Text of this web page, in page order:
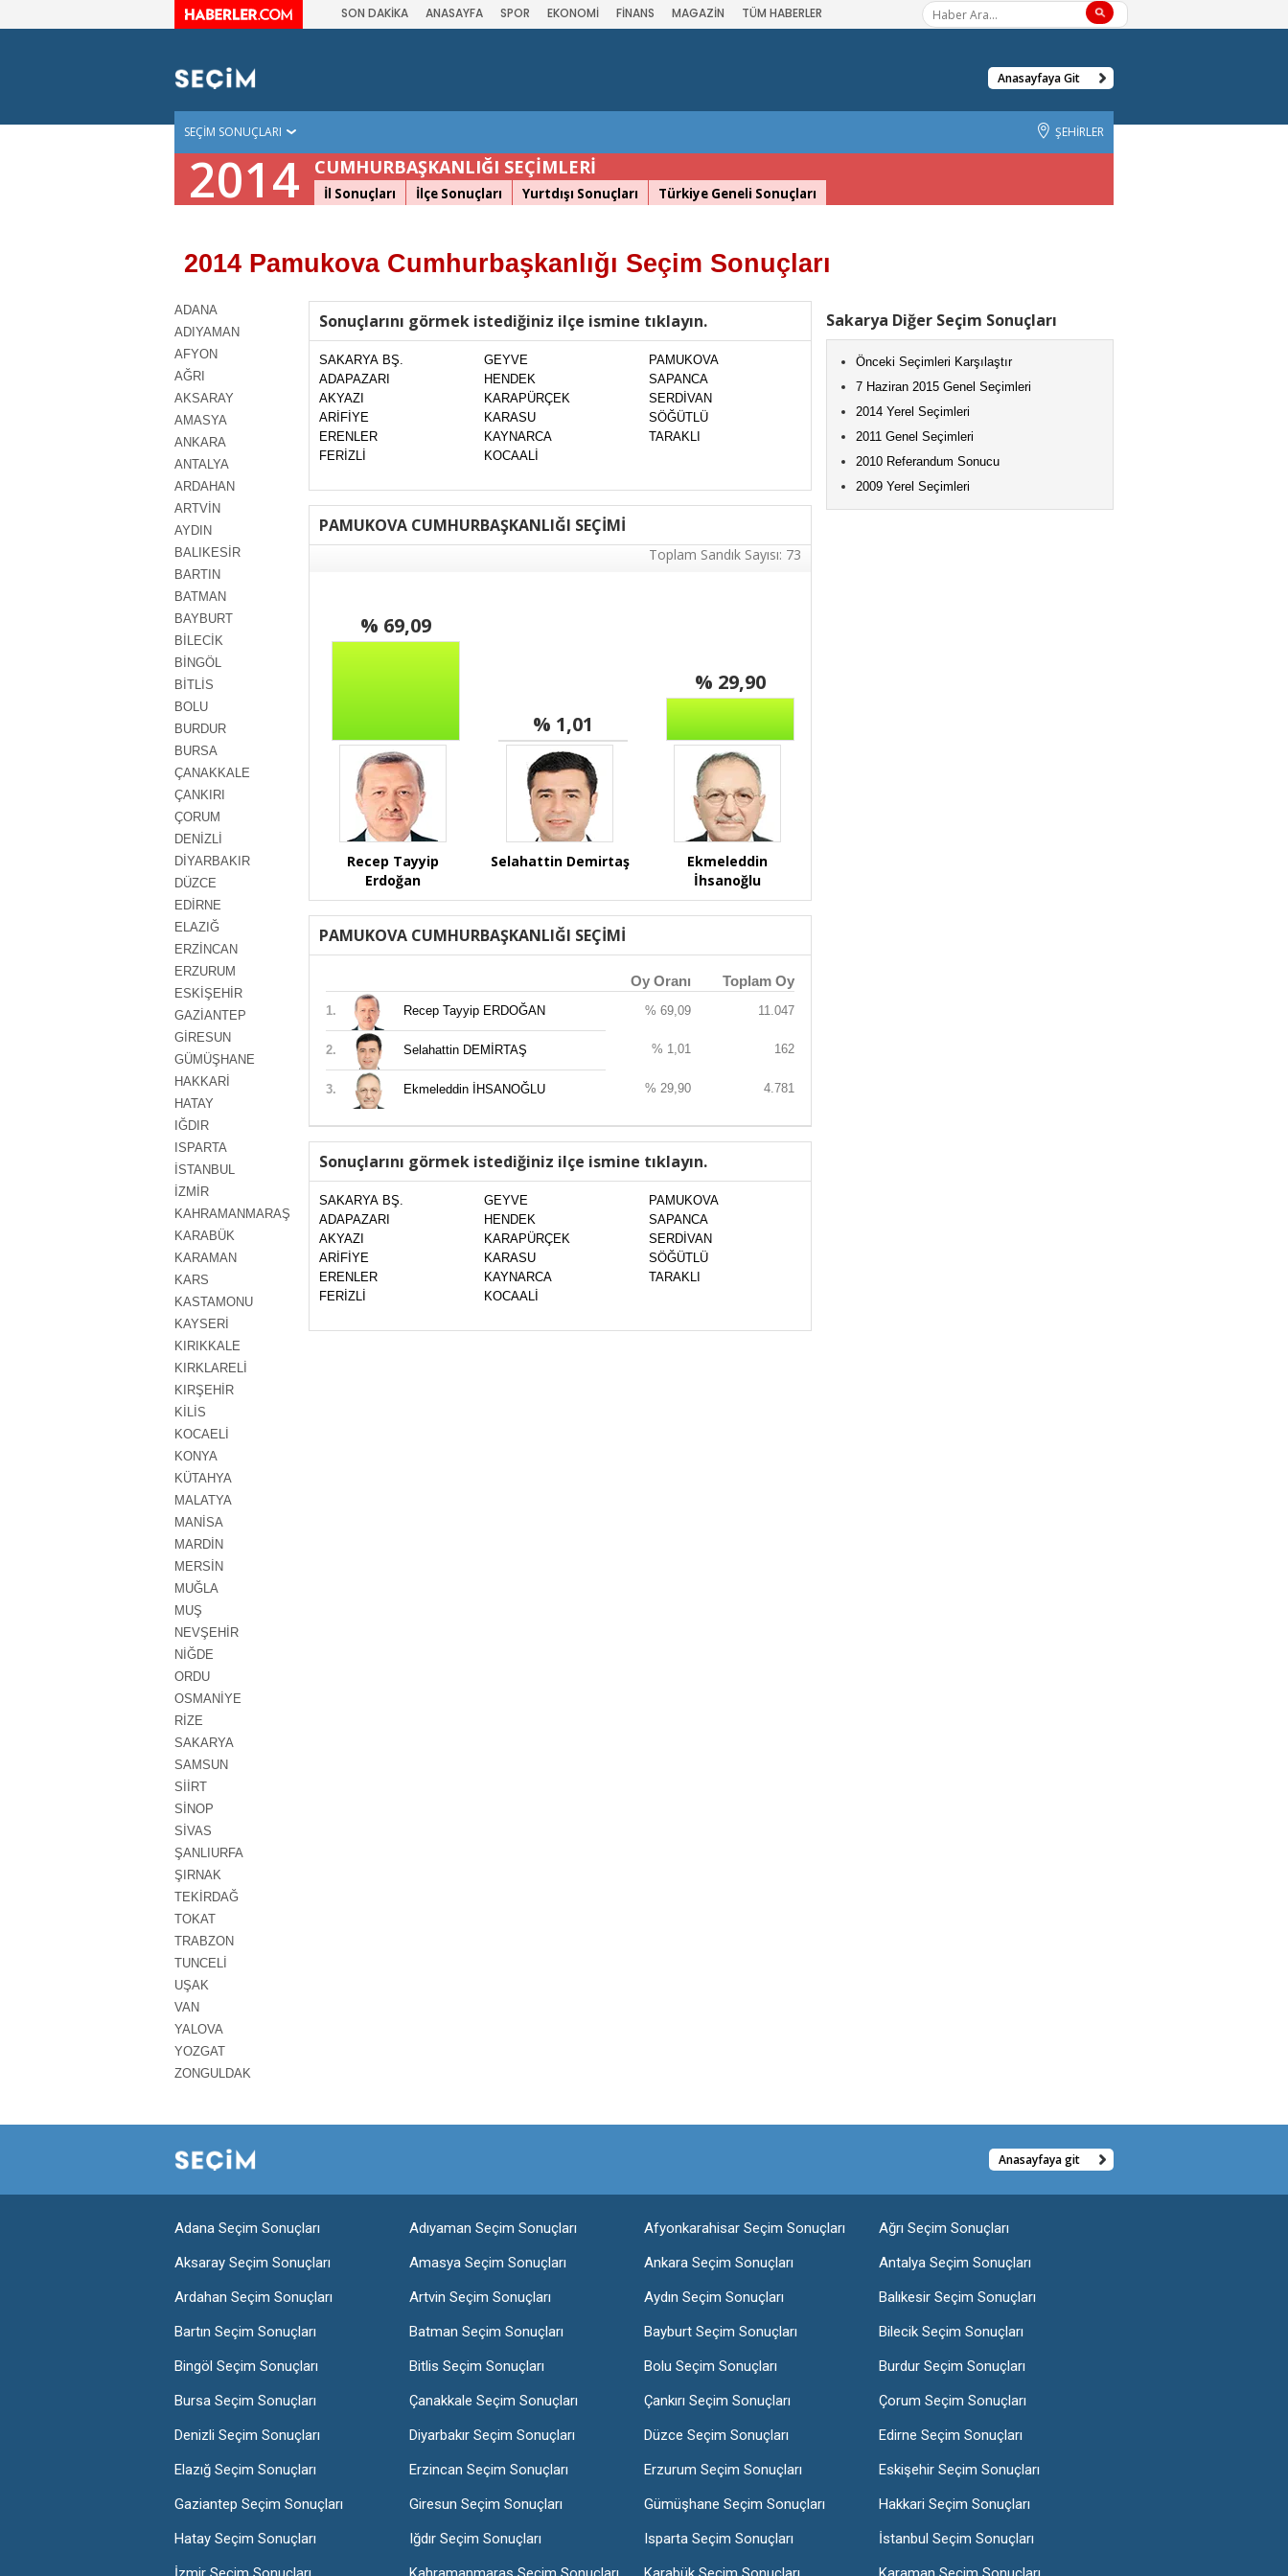
SON DAKİKA ANASAYFA SPOR EKONOMİ FİNANS MAGAZİN TÜM HABERLER
Anasayfaya Git
SEÇİM SONUÇLARI ŞEHİRLER
2014 CUMHURBAŞKANLIĞI SEÇİMLERİ
İl Sonuçları İlçe Sonuçları Yurtdışı Sonuçları Türkiye Geneli Sonuçları
2014 Pamukova Cumhurbaşkanlığı Seçim Sonuçları
ADANA
ADIYAMAN
AFYON
AĞRI
AKSARAY
AMASYA
ANKARA
ANTALYA
ARDAHAN
ARTVİN
AYDIN
BALIKESİR
BARTIN
BATMAN
BAYBURT
BİLECİK
BİNGÖL
BİTLİS
BOLU
BURDUR
BURSA
ÇANAKKALE
ÇANKIRI
ÇORUM
DENİZLİ
DİYARBAKIR
DÜZCE
EDİRNE
ELAZIĞ
ERZİNCAN
ERZURUM
ESKİŞEHİR
GAZİANTEP
GİRESUN
GÜMÜŞHANE
HAKKARİ
HATAY
IĞDIR
ISPARTA
İSTANBUL
İZMİR
KAHRAMANMARAŞ
KARABÜK
KARAMAN
KARS
KASTAMONU
KAYSERİ
KIRIKKALE
KIRKLARELİ
KIRŞEHİR
KİLİS
KOCAELİ
KONYA
KÜTAHYA
MALATYA
MANİSA
MARDİN
MERSİN
MUĞLA
MUŞ
NEVŞEHİR
NİĞDE
ORDU
OSMANİYE
RİZE
SAKARYA
SAMSUN
SİİRT
SİNOP
SİVAS
ŞANLIURFA
ŞIRNAK
TEKİRDAĞ
TOKAT
TRABZON
TUNCELİ
UŞAK
VAN
YALOVA
YOZGAT
ZONGULDAK
Sonuçlarını görmek istediğiniz ilçe ismine tıklayın.
SAKARYA BŞ.
ADAPAZARI
AKYAZI
ARİFİYE
ERENLER
FERİZLİ
GEYVE
HENDEK
KARAPÜRÇEK
KARASU
KAYNARCA
KOCAALİ
PAMUKOVA
SAPANCA
SERDİVAN
SÖĞÜTLÜ
TARAKLI
PAMUKOVA CUMHURBAŞKANLIĞI SEÇİMİ
Toplam Sandık Sayısı: 73
% 69,09
Recep Tayyip
Erdoğan
% 1,01
Selahattin Demirtaş
% 29,90
Ekmeleddin
İhsanoğlu
PAMUKOVA CUMHURBAŞKANLIĞI SEÇİMİ
Oy Oranı Toplam Oy
1. Recep Tayyip ERDOĞAN % 69,09 11.047
2. Selahattin DEMİRTAŞ % 1,01 162
3. Ekmeleddin İHSANOĞLU % 29,90 4.781
Sonuçlarını görmek istediğiniz ilçe ismine tıklayın.
SAKARYA BŞ.
ADAPAZARI
AKYAZI
ARİFİYE
ERENLER
FERİZLİ
GEYVE
HENDEK
KARAPÜRÇEK
KARASU
KAYNARCA
KOCAALİ
PAMUKOVA
SAPANCA
SERDİVAN
SÖĞÜTLÜ
TARAKLI
Sakarya Diğer Seçim Sonuçları
Önceki Seçimleri Karşılaştır
7 Haziran 2015 Genel Seçimleri
2014 Yerel Seçimleri
2011 Genel Seçimleri
2010 Referandum Sonucu
2009 Yerel Seçimleri
Anasayfaya git
Adana Seçim Sonuçları Adıyaman Seçim Sonuçları Afyonkarahisar Seçim Sonuçları
Ağrı Seçim Sonuçları
Aksaray Seçim Sonuçları
Amasya Seçim Sonuçları Ankara Seçim Sonuçları
Antalya Seçim Sonuçları
Ardahan Seçim Sonuçları
Artvin Seçim Sonuçları Aydın Seçim Sonuçları
Balıkesir Seçim Sonuçları
Bartın Seçim Sonuçları
Batman Seçim Sonuçları Bayburt Seçim Sonuçları
Bilecik Seçim Sonuçları
Bingöl Seçim Sonuçları
Bitlis Seçim Sonuçları Bolu Seçim Sonuçları
Burdur Seçim Sonuçları
Bursa Seçim Sonuçları
Çanakkale Seçim Sonuçları Çankırı Seçim Sonuçları
Çorum Seçim Sonuçları
Denizli Seçim Sonuçları
Diyarbakır Seçim Sonuçları Düzce Seçim Sonuçları
Edirne Seçim Sonuçları
Elazığ Seçim Sonuçları
Erzincan Seçim Sonuçları Erzurum Seçim Sonuçları
Eskişehir Seçim Sonuçları
Gaziantep Seçim Sonuçları
Giresun Seçim Sonuçları Gümüşhane Seçim Sonuçları
Hakkari Seçim Sonuçları
Hatay Seçim Sonuçları
Iğdır Seçim Sonuçları Isparta Seçim Sonuçları
İstanbul Seçim Sonuçları